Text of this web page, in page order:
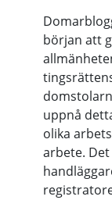
början att
uppnå
olika
arbete.